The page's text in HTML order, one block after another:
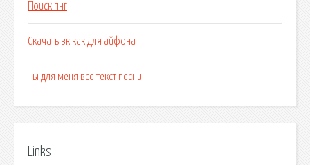
Поиск пнг
Скачать вк как для айфона
Ты для меня все текст песни
Links